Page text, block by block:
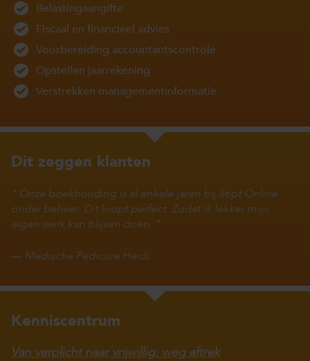
Belastingaangifte
Fiscaal en financieel advies
Voorbereiding accountantscontrole
Opstellen jaarrekening
Verstrekken managementinformatie
Dit zeggen klanten
Onze boekhouding is al enkele jaren bij Stipt Online
onder beheer. Dit loopt perfect. Zodat ik lekker mijn
eigen werk kan blijven doen.
— Medische Pedicure Heidi
Kenniscentrum
Van verplicht naar vrijwillig: weg aftrek